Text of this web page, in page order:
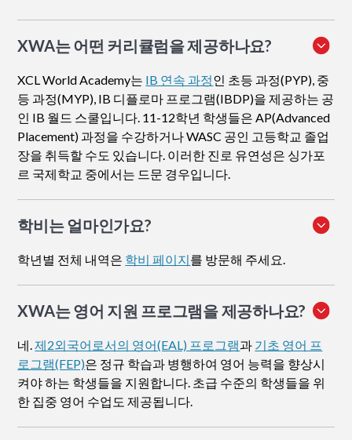
XWA는 어떤 커리큘럼을 제공하나요?
XCL World Academy는 IB 연속 과정인 초등 과정(PYP), 중
등 과정(MYP), IB 디플로마 프로그램(IBDP)을 제공하는 공
인 IB 월드 스쿨입니다. 11-12학년 학생들은 AP(Advanced
Placement) 과정을 수강하거나 WASC 공인 고등학교 졸업
장을 취득할 수도 있습니다. 이러한 진로 유연성은 싱가포
르 국제학교 중에서는 드문 경우입니다.
학비는 얼마인가요?
학년별 전체 내역은 학비 페이지를 방문해 주세요.
XWA는 영어 지원 프로그램을 제공하나요?
네.제2외국어로서의 영어(EAL) 프로그램과 기초 영어 프
로그램(FEP)은 정규 학습과 병행하여 영어 능력을 향상시
켜야 하는 학생들을 지원합니다. 초급 수준의 학생들을 위
한 집중 영어 수업도 제공됩니다.